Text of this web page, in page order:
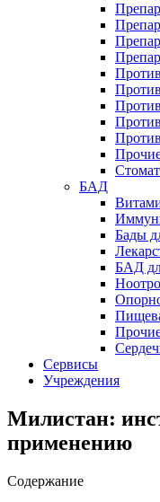
БАД
Бады
БАД
Сервисы
Учреждения
Милистан:
применению
Содержание